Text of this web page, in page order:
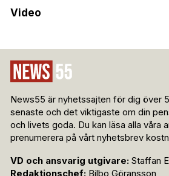
Video
News55 är nyhetssajten för dig över
senaste och det viktigaste om din
och livets goda. Du kan läsa alla våra
prenumerera på vårt nyhetsbrev
VD och ansvarig utgivare: Staffan
Redaktionschef: Bilbo Göransson